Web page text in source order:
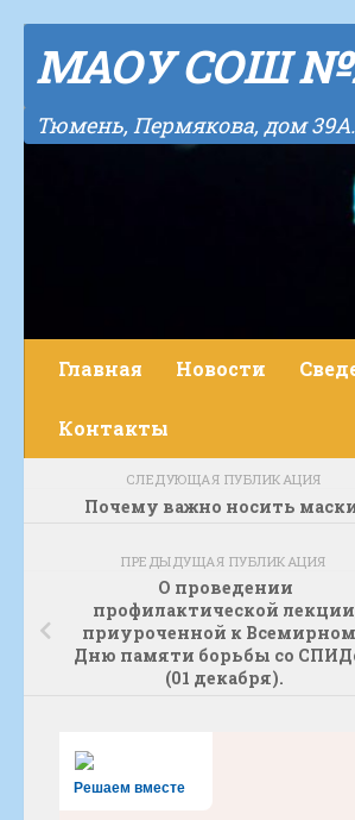
МАОУ СОШ
Тюмень, Пермякова, дом 39А.
Главная Новости
Контакты
СЛЕДУЮЩАЯ ПУБЛИКАЦИЯ
Почему важно носить
ПРЕДЫДУЩАЯ ПУБЛИКАЦИЯ
О проведении
профилактической
приуроченной к
Дню памяти борьбы со
(01 декабря).
Решаем вместе